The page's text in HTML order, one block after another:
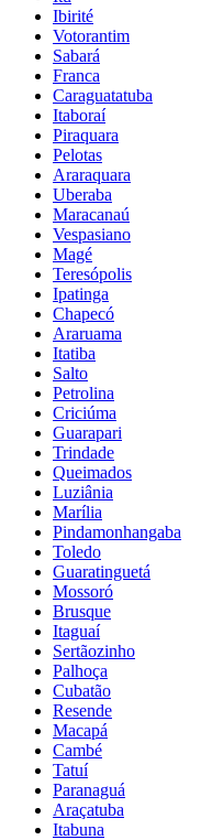
Ibirité
Votorantim
Sabará
Franca
Caraguatatuba
Itaboraí
Piraquara
Pelotas
Araraquara
Uberaba
Maracanaú
Vespasiano
Magé
Teresópolis
Ipatinga
Chapecó
Araruama
Itatiba
Salto
Petrolina
Criciúma
Guarapari
Trindade
Queimados
Luziânia
Marília
Pindamonhangaba
Toledo
Guaratinguetá
Mossoró
Brusque
Itaguaí
Sertãozinho
Palhoça
Cubatão
Resende
Macapá
Cambé
Tatuí
Paranaguá
Araçatuba
Itabuna